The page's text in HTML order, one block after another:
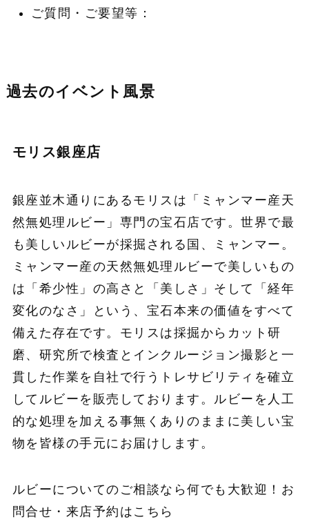
ご質問・ご要望等：
過去のイベント風景
モリス銀座店
銀座並木通りにあるモリスは「ミャンマー産天
然無処理ルビー」専門の宝石店です。世界で最
も美しいルビーが採掘される国、ミャンマー。
ミャンマー産の天然無処理ルビーで美しいもの
は「希少性」の高さと「美しさ」そして「経年
変化のなさ」という、宝石本来の価値をすべて
備えた存在です。モリスは採掘からカット研
磨、研究所で検査とインクルージョン撮影と一
貫した作業を自社で行うトレサビリティを確立
してルビーを販売しております。ルビーを人工
的な処理を加える事無くありのままに美しい宝
物を皆様の手元にお届けします。
ルビーについてのご相談なら何でも大歓迎！お
問合せ・来店予約はこちら